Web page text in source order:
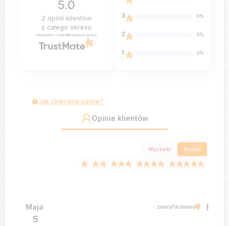
5.0
2 opinii klientów
z całego okresu
zebranych i zweryfikowanych przez
3 0%
2 0%
1 0%
Jak zbieramy opinie?
Opinie klientów
Wyczyść Szukaj
Maja zweryfikowano
5